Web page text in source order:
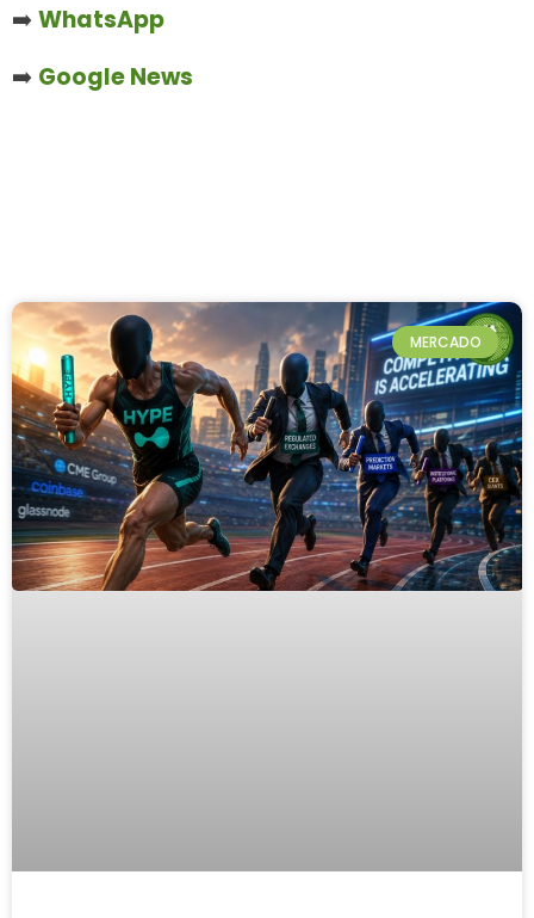
➡️WhatsApp
➡️ Google News
MERCADO